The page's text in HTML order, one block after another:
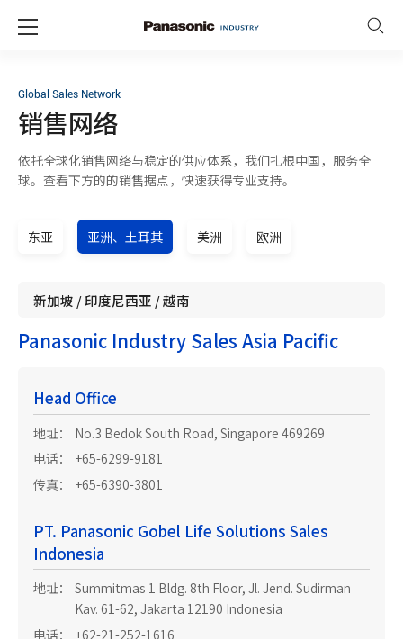
Global Sales Network
销售网络
依托全球化销售网络与稳定的供应体系，我们扎根中国，服务全
球。查看下方的的销售据点，快速获得专业支持。
东亚 亚洲、土耳其 美洲 欧洲
新加坡 / 印度尼西亚 / 越南
Panasonic Industry Sales Asia Pacific
Head Office
地址：
No.3 Bedok South Road, Singapore 469269
电话：
+65-6299-9181
传真：
+65-6390-3801
PT. Panasonic Gobel Life Solutions Sales
Indonesia
地址：
Summitmas 1 Bldg. 8th Floor, Jl. Jend. Sudirman
Kav. 61-62, Jakarta 12190 Indonesia
电话：
+62-21-252-1616